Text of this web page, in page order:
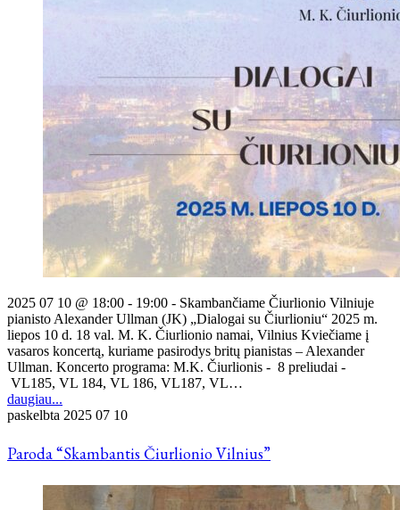
2025 07 10 @ 18:00 - 19:00 - Skambančiame Čiurlionio Vilniuje
pianisto Alexander Ullman (JK) „Dialogai su Čiurlioniu“ 2025 m.
liepos 10 d. 18 val. M. K. Čiurlionio namai, Vilnius Kviečiame į
vasaros koncertą, kuriame pasirodys britų pianistas – Alexander
Ullman. Koncerto programa: M.K. Čiurlionis - 8 preliudai -
VL185, VL 184, VL 186, VL187, VL…
daugiau...
paskelbta 2025 07 10
Paroda “Skambantis Čiurlionio Vilnius”